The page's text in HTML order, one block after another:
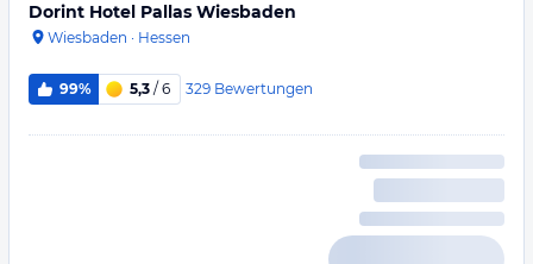
Dorint Hotel Pallas Wiesbaden
Wiesbaden · Hessen
99% 5,3 / 6 329 Bewertungen